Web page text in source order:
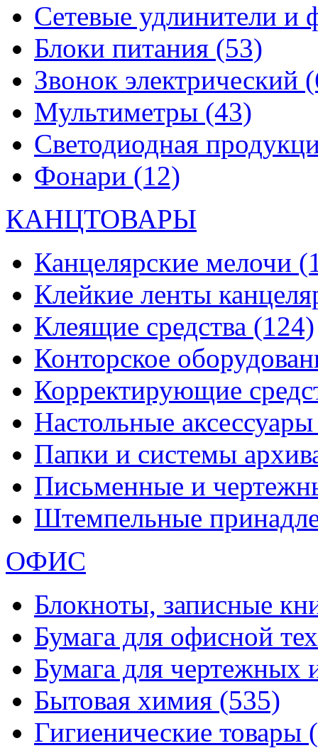
Сетевые удлинители и
Блоки питания (53)
Звонок электрический
Мультиметры (43)
Светодиодная
Фонари (12)
КАНЦТОВАРЫ
Канцелярские мелочи
Клейкие ленты
Клеящие средства (124)
Конторское
Корректирующие
Настольные
Папки и системы
Письменные и
Штемпельные
ОФИС
Блокноты, записные
Бумага для офисной
Бумага для чертежных
Бытовая химия (535)
Гигиенические товары